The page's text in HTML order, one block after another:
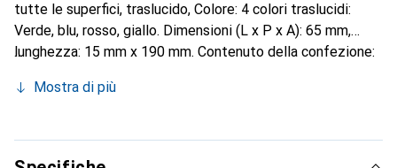
tutte le superfici, traslucido, Colore: 4 colori traslucidi:
Verde, blu, rosso, giallo. Dimensioni (L x P x A): 65 mm,
lunghezza: 15 mm x 190 mm. Contenuto della confezione:
Mostra di più